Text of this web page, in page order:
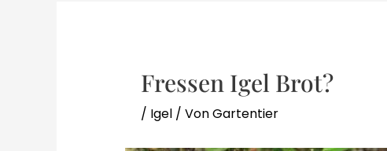
Fressen Igel Brot?
/ Igel/ VonGartentier